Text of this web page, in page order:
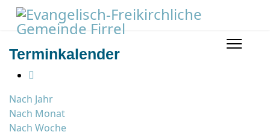
Terminkalender
Nach Jahr
Nach Monat
Nach Woche